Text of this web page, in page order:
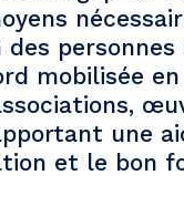
des
mobilisée
une
et le bon